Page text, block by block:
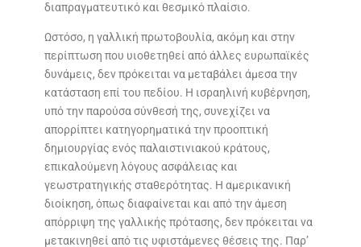
διαπραγματευτικό και θεσμικό πλαίσιο.
Ωστόσο, η γαλλική πρωτοβουλία, ακόμη και στην
περίπτωση που υιοθετηθεί από άλλες ευρωπαϊκές
δυνάμεις, δεν πρόκειται να μεταβάλει άμεσα την
κατάσταση επί του πεδίου. Η ισραηλινή κυβέρνηση,
υπό την παρούσα σύνθεσή της, συνεχίζει να
απορρίπτει κατηγορηματικά την προοπτική
δημιουργίας ενός παλαιστινιακού κράτους,
επικαλούμενη λόγους ασφάλειας και
γεωστρατηγικής σταθερότητας. Η αμερικανική
διοίκηση, όπως διαφαίνεται και από την άμεση
απόρριψη της γαλλικής πρότασης, δεν πρόκειται να
μετακινηθεί από τις υφιστάμενες θέσεις της. Παρ’